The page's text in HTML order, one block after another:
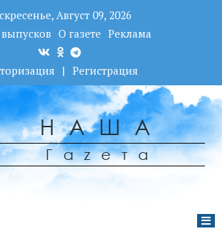
Август 09, 2026
О газете Реклама
| Регистрация
НАША
Гаzета